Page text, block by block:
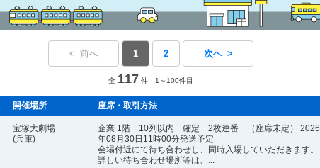
< 前へ 1 2 次へ >
全 117 件 1～100件目
開催場所 座席・取引方法
宝塚大劇場
(兵庫)
企業 1階 10列以内 確定 2枚連番 （座席未定） 2026
年08月30日11時00分発送予定
会場付近にて待ち合わせし、同時入場していただきます。
詳しい待ち合わせ場所等は、...